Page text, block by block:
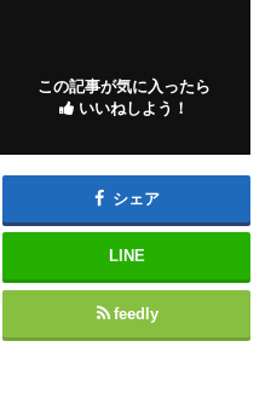
この記事が気に入ったら
いいねしよう！
シェア
LINE
feedly